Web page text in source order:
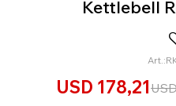
Kettlebell
USD 178,21